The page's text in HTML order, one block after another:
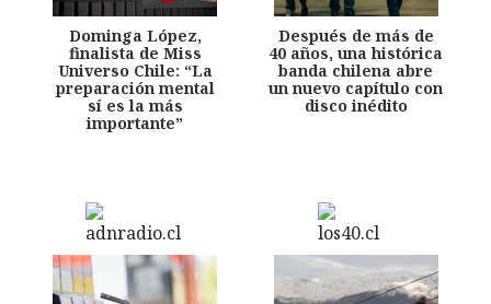
Dominga López,
finalista de Miss
Universo Chile: “La
preparación mental
sí es la más
importante”
Después de más de
40 años, una histórica
banda chilena abre
un nuevo capítulo con
disco inédito